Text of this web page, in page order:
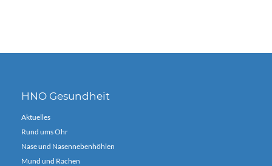
HNO Gesundheit
Aktuelles
Rund ums Ohr
Nase und Nasennebenhöhlen
Mund und Rachen